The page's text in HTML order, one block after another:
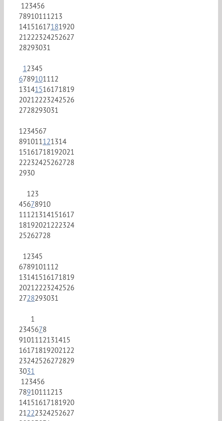
1 23456
7891011 1213
14151617181920
21 222324252627
28293031
1 2345
67891011 12
13141516171819
2021 2223242526
2728293031
1 234567
891011 121314
15161718192021
22232425262728
2930
1 23
45678910
11 121314151617
18192021 222324
25262728
1 2345
67891011 12
13141516171819
2021 2223242526
2728293031
1
2345678
91011 12131415
161718192021 22
23242526272829
3031
1 23456
7891011 1213
14151617181920
21 222324252627